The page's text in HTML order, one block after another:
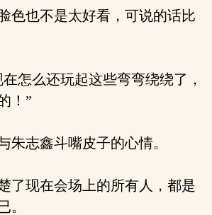
色也不是太好看，可说的话比
怎么还玩起这些弯弯绕绕了，
！”
志鑫斗嘴皮子的心情。
了现在会场上的所有人，都是
。